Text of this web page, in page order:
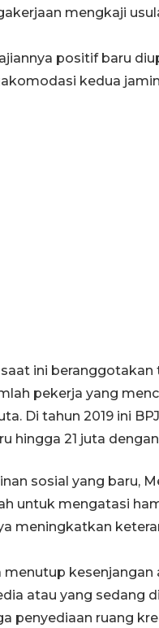
mengkaji
positif baru
kedua
ini
pekerja yang
Di tahun 2019 ini
hingga 21 juta
sosial yang baru,
untuk mengatasi
meningkatkan
menutup
atau yang sedang
penyediaan ruang